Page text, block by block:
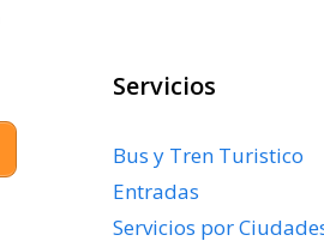
Servicios
Bus y Tren Turistico
Entradas
Servicios por